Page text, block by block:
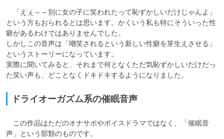
「えぇ～～別に女の子に笑われたって恥ずかしいだけじゃんよ」
という方もおられるとは思います。かくいう私も特にそういった性
癖があるわけではありませんでした。
しかしこの音声は「嘲笑されるという新しい性癖を芽生えさせる」
というストーリーになっています。
実際に聞いてみると、それまで何となくただ気恥ずかしいだけだっ
た笑い声も、どことなくドキドキするようになりました。
ドライオーガズム系の催眠音声
この作品はただのオナサポやボイスドラマではなく、「催眠音
声」という部類のものです。